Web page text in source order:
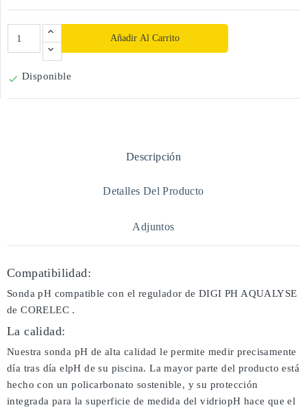
Añadir Al Carrito
 Disponible
Descripción
Detalles Del Producto
Adjuntos
Compatibilidad:
Sonda pH compatible con el regulador de DIGI PH AQUALYSE
de CORELEC .
La calidad:
Nuestra sonda pH de alta calidad le permite medir precisamente
día tras día elpH de su piscina. La mayor parte del producto está
hecho con un policarbonato sostenible, y su protección
integrada para la superficie de medida del vidriopH hace que el